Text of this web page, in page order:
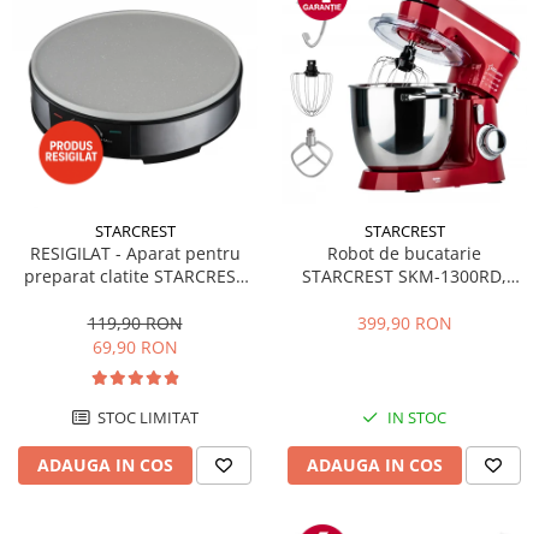
STARCREST
RESIGILAT - Aparat pentru
preparat clatite STARCREST
invelis ceramic antiaderent,
30 cm, Inox / Negru
119,90 RON
69,90 RON
STOC LIMITAT
ADAUGA IN COS
STARCREST
Robot de bucatarie
STARCREST SKM-1300RD,
Accesorii, 10 Viteze + Pulse,
399,90 RON
IN STOC
ADAUGA IN COS